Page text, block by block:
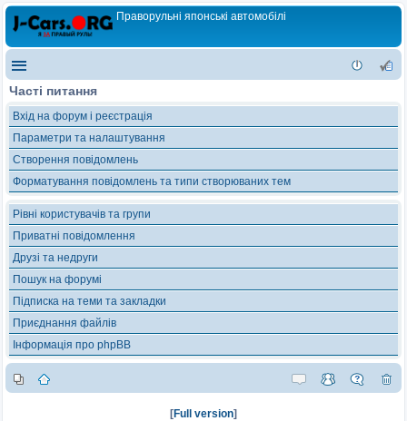
Праворульні японські автомобілі
Часті питання
Вхід на форум і реєстрація
Параметри та налаштування
Створення повідомлень
Форматування повідомлень та типи створюваних тем
Рівні користувачів та групи
Приватні повідомлення
Друзі та недруги
Пошук на форумі
Підписка на теми та закладки
Приєднання файлів
Інформація про phpBB
[Full version]